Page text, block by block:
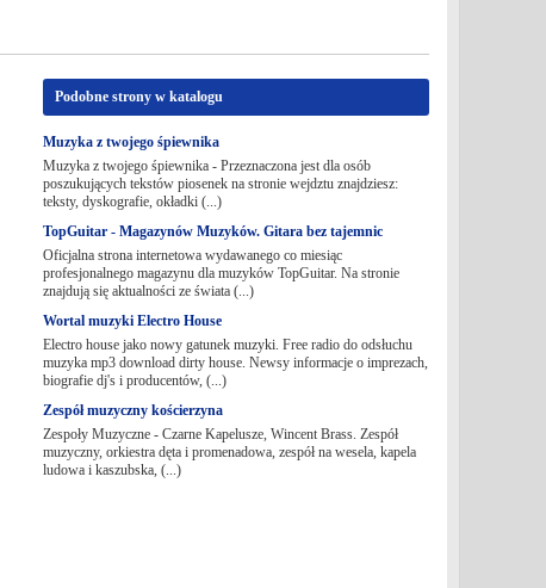
Podobne strony w katalogu
Muzyka z twojego śpiewnika
Muzyka z twojego śpiewnika - Przeznaczona jest dla osób
poszukujących tekstów piosenek na stronie wejdztu znajdziesz:
teksty, dyskografie, okładki (...)
TopGuitar - Magazynów Muzyków. Gitara bez tajemnic
Oficjalna strona internetowa wydawanego co miesiąc
profesjonalnego magazynu dla muzyków TopGuitar. Na stronie
znajdują się aktualności ze świata (...)
Wortal muzyki Electro House
Electro house jako nowy gatunek muzyki. Free radio do odsłuchu
muzyka mp3 download dirty house. Newsy informacje o imprezach,
biografie dj's i producentów, (...)
Zespół muzyczny kościerzyna
Zespoły Muzyczne - Czarne Kapelusze, Wincent Brass. Zespół
muzyczny, orkiestra dęta i promenadowa, zespół na wesela, kapela
ludowa i kaszubska, (...)